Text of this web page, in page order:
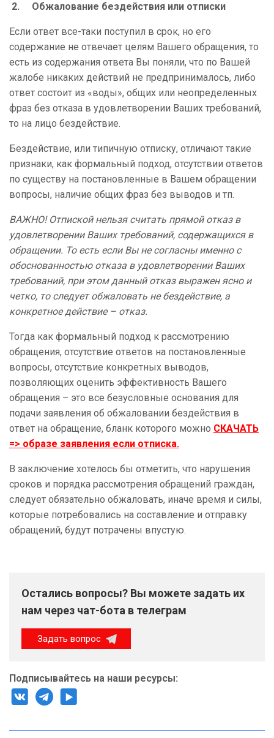
2. Обжалование бездействия или отписки
Если ответ все-таки поступил в срок, но его
содержание не отвечает целям Вашего обращения, то
есть из содержания ответа Вы поняли, что по Вашей
жалобе никаких действий не предпринималось, либо
ответ состоит из «воды», общих или неопределенных
фраз без отказа в удовлетворении Ваших требований,
то на лицо бездействие.
Бездействие, или типичную отписку, отличают такие
признаки, как формальный подход, отсутствии ответов
по существу на постановленные в Вашем обращении
вопросы, наличие общих фраз без выводов и тп.
ВАЖНО! Отпиской нельзя считать прямой отказ в
удовлетворении Ваших требований, содержащихся в
обращении. То есть если Вы не согласны именно с
обоснованностью отказа в удовлетворении Ваших
требований, при этом данный отказ выражен ясно и
четко, то следует обжаловать не бездействие, а
конкретное действие – отказ.
Тогда как формальный подход к рассмотрению
обращения, отсутствие ответов на постановленные
вопросы, отсутствие конкретных выводов,
позволяющих оценить эффективность Вашего
обращения – это все безусловные основания для
подачи заявления об обжаловании бездействия в
ответ на обращение, бланк которого можно СКАЧАТЬ
=> образе заявления если отписка.
В заключение хотелось бы отметить, что нарушения
сроков и порядка рассмотрения обращений граждан,
следует обязательно обжаловать, иначе время и силы,
которые потребовались на составление и отправку
обращений, будут потрачены впустую.
Остались вопросы? Вы можете задать их
нам через чат-бота в телеграм
Задать вопрос
Подписывайтесь на наши ресурсы: